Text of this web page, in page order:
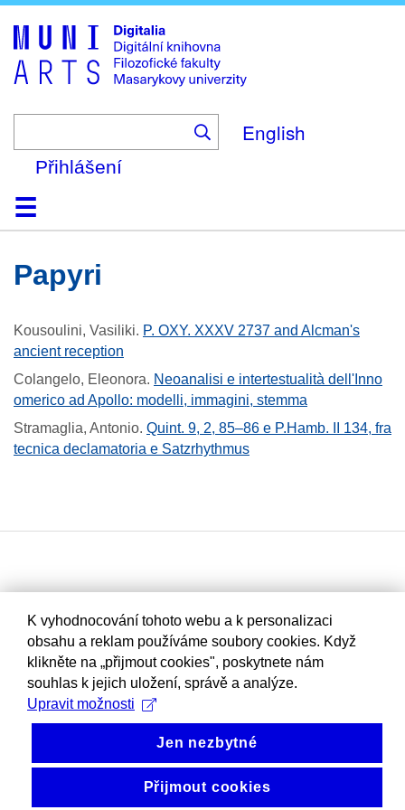
to
main
content
English
Přihlášení
DomůKolekce
Prohlížení
Vyhledávání
O platformě
Nápověda
KontaktDigitalia
papyri
Kousoulini, Vasiliki. P. OXY. XXXV 2737 and Alcman's
ancient reception
Colangelo, Eleonora. Neoanalisi e intertestualità dell'Inno
omerico ad Apollo: modelli, immagini, stemma
Stramaglia, Antonio. Quint. 9, 2, 85–86 e P.Hamb. II 134, fra
tecnica declamatoria e Satzrhythmus
K vyhodnocování tohoto webu a k personalizaci
obsahu a reklam používáme soubory cookies. Když
klikněte na „přijmout cookies", poskytnete nám
souhlas k jejich uložení, správě a analýze.
Upravit možnosti
Jen nezbytné
Přijmout cookies